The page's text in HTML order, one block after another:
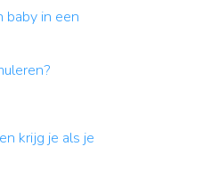
baby in een
krijg je als je